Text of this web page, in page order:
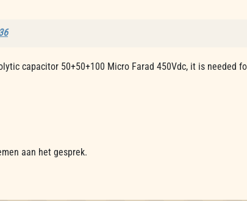
capacitor 50+50+100 Micro Farad 450Vdc, it is needed
aan het gesprek.